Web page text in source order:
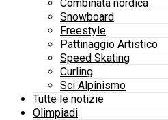
Combinata nordica
Snowboard
Freestyle
Pattinaggio Artistico
Speed Skating
Curling
Sci Alpinismo
Tutte le notizie
Olimpiadi